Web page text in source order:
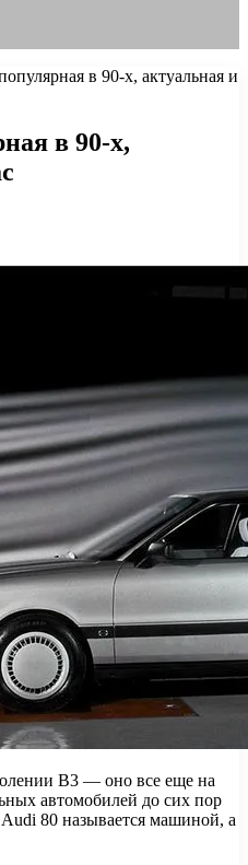
в 90-х, актуальная и
в 90-х,
B3 — оно все еще на
автомобилей до сих пор
80 называется машиной, а